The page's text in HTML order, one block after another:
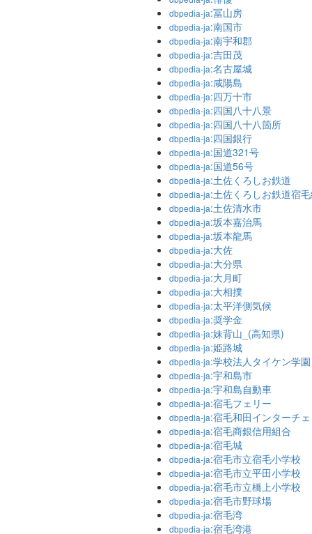
dbpedia-ja:冨山房
dbpedia-ja:南国市
dbpedia-ja:南宇和郡
dbpedia-ja:吉田茂
dbpedia-ja:名古屋城
dbpedia-ja:咸陽島
dbpedia-ja:四万十市
dbpedia-ja:四国八十八景
dbpedia-ja:四国八十八箇所
dbpedia-ja:四国銀行
dbpedia-ja:国道321号
dbpedia-ja:国道56号
dbpedia-ja:土佐くろしお鉄道
dbpedia-ja:土佐くろしお鉄道宿
dbpedia-ja:土佐清水市
dbpedia-ja:坂本嘉治馬
dbpedia-ja:坂本龍馬
dbpedia-ja:大佐
dbpedia-ja:大分県
dbpedia-ja:大月町
dbpedia-ja:大相撲
dbpedia-ja:太平洋側気候
dbpedia-ja:奨学金
dbpedia-ja:妹背山_(高知県)
dbpedia-ja:姫路城
dbpedia-ja:学校法人タイケン学園
dbpedia-ja:宇和島市
dbpedia-ja:宇和島自動車
dbpedia-ja:宿毛フェリー
dbpedia-ja:宿毛和田インターチ
dbpedia-ja:宿毛商銀信用組合
dbpedia-ja:宿毛城
dbpedia-ja:宿毛市立宿毛小学校
dbpedia-ja:宿毛市立平田小学校
dbpedia-ja:宿毛市立橋上小学校
dbpedia-ja:宿毛市野球場
dbpedia-ja:宿毛湾
dbpedia-ja:宿毛湾港